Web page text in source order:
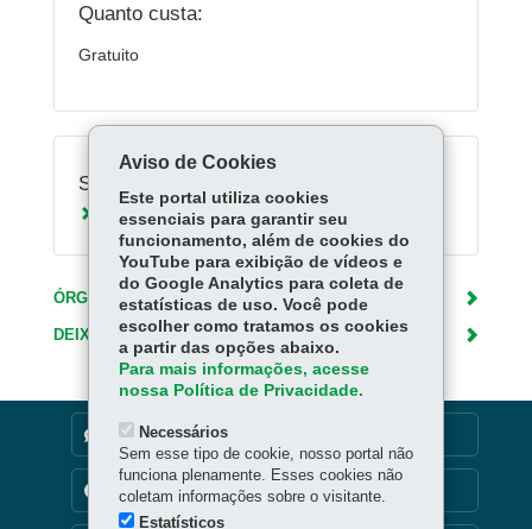
Quanto custa:
Gratuito
Serviços Relacionados:
Acessar Escola Digital
ÓRGÃO RESPONSÁVEL
DEIXE SUA OPINIÃO
DENUNCIE CORRUPÇÃO
TRANSPARÊNCIA INSTITUCIONAL
Aviso de Cookies
Este portal utiliza cookies
essenciais para garantir seu
funcionamento, além de cookies do
YouTube para exibição de vídeos e
do Google Analytics para coleta de
estatísticas de uso. Você pode
escolher como tratamos os cookies
a partir das opções abaixo.
Para mais informações, acesse
nossa Política de Privacidade.
Necessários
Sem esse tipo de cookie, nosso portal não
funciona plenamente. Esses cookies não
coletam informações sobre o visitante.
Estatísticos